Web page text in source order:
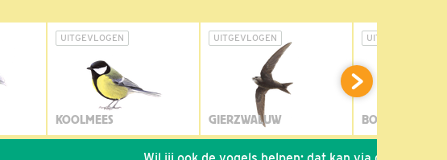
UITGEVLOGEN
KOOLMEES
UITGEVLOGEN
GIERZWALUW
UITGEVLOGEN
BOSUIL